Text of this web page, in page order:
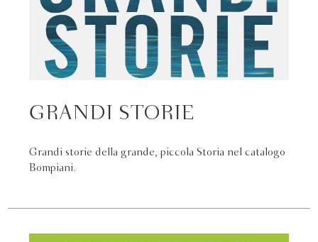
GRANDI STORIE
Grandi storie della grande, piccola Storia nel catalogo
Bompiani.